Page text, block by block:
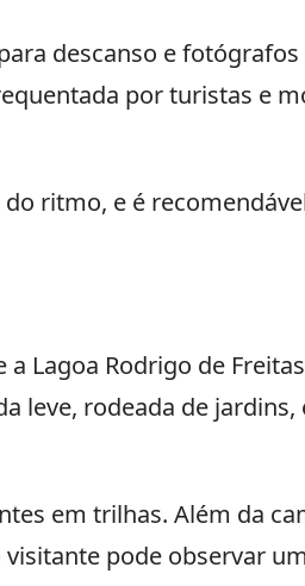
descanso e
por turistas e
ritmo, e é
Lagoa Rodrigo de
leve, rodeada de
em trilhas. Além da
pode observar